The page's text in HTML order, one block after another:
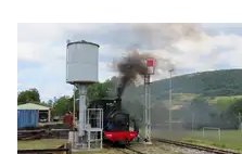
TGV POS Rame
TGV Réseau Duplex
Elektrotriebzüge |
Z 27500 AGC-ZGC